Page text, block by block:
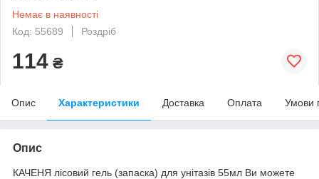
Немає в наявності
Код: 55689
Роздріб
114 ₴
Опис Характеристики Доставка Оплата Умови
Опис
КАЧЕНЯ лісовий гель (запаска) для унітазів 55мл Ви можете